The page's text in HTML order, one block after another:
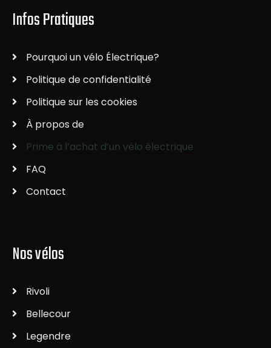
Infos Pratiques
Pourquoi un vélo Électrique?
Politique de confidentialité
Politique sur les cookies
À propos de
Prime à l’achat d’un vélo électrique
FAQ
Contact
Nos vélos
Rivoli
Bellecour
Legendre